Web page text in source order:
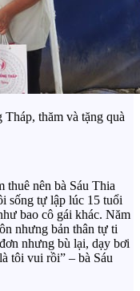
thăm và tặng quà
thuê nên bà Sáu Thia
sống tự lập lúc 15 tuổi
bao cô gái khác. Năm
nhưng bản thân tự ti
nhưng bù lại, dạy bơi
tôi vui rồi” – bà Sáu